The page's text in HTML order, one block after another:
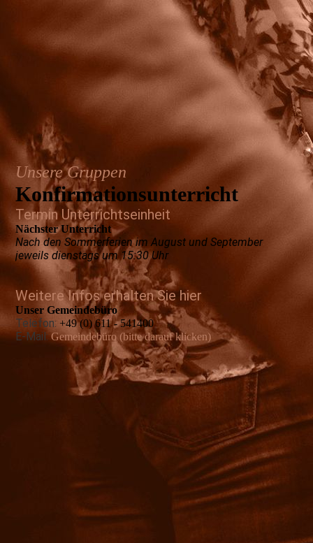
Unsere Gruppen
Konfirmations­unterricht
Termin Unterrichtseinheit
Nächster Unterricht
Nach den Sommerferien im August und September
jeweils dienstags um 15:30 Uhr
Weitere Infos erhalten Sie hier
Unser Gemeindebüro
Telefon: +49 (0) 611 - 541400
E-Mail: Gemeindebüro (bitte darauf klicken)